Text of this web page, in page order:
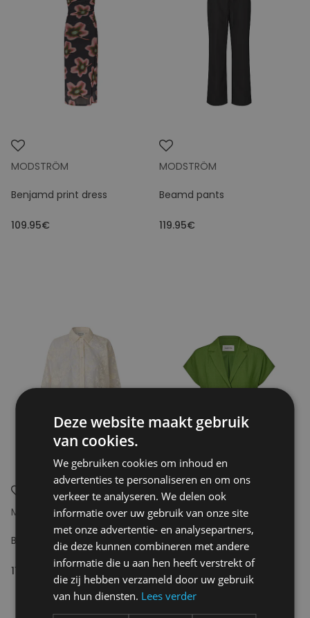
MODSTRÖM
Benjamd print dress
109.95€
MODSTRÖM
Beamd pants
119.95€
MODSTRÖM
Babaramd long shirt
119.95€
MODSTRÖM
Benittamd vest
129.95€
Deze website maakt gebruik
van cookies.
We gebruiken cookies om inhoud en
advertenties te personaliseren en om ons
verkeer te analyseren. We delen ook
informatie over uw gebruik van onze site
met onze advertentie- en analysepartners,
die deze kunnen combineren met andere
informatie die u aan hen heeft verstrekt of
die zij hebben verzameld door uw gebruik
van hun diensten. Lees verder